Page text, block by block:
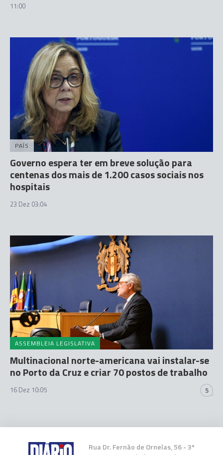
11:00
PAÍS
Governo espera ter em breve solução para
centenas dos mais de 1.200 casos sociais nos
hospitais
23 Dez 03:04
ASSEMBLEIA LEGISLATIVA
Multinacional norte-americana vai instalar-se
no Porto da Cruz e criar 70 postos de trabalho
16 Dez 10:05 5
Rua Dr. Fernão de Ornelas, 56 - 3º